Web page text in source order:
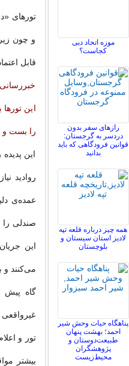
و چون
قابل
خبررسانی
این
را بست و
این
روادید
عمده‌ی
صندلی
این
می‌كنند و
گاه پیش
تور و
بیشتر
موزه اتحاد دبی
کجاست؟
رازهای سفر بدون
دردسر به گرجستان:
قوانین فرودگاهی که باید
بدانید
همه چیز درباره قلعه تپه
لادیز استان سیستان و
بلوچستان
پناهگاه حیات وحش شیر
احمد؛ بهشت پنهان
طبیعت‌دوستان و
پژوهشگران
محیط‌زیست